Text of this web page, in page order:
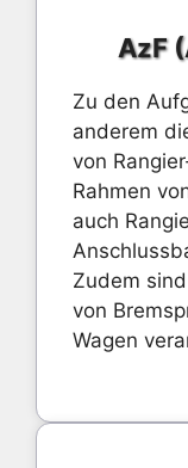
AzF
Zu den
anderem
von
Rahmen
auch
Zudem
von
Wagen